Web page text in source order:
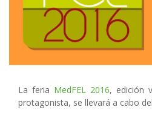
La feria MedFEL 2016, edición
protagonista, se llevará a cabo